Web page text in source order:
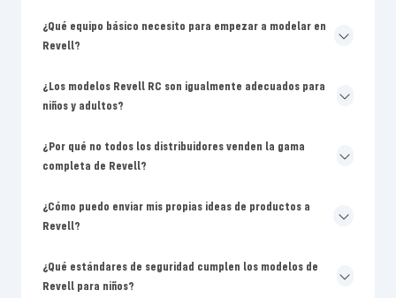
¿Qué equipo básico necesito para empezar a modelar en
Revell?
¿Los modelos Revell RC son igualmente adecuados para
niños y adultos?
¿Por qué no todos los distribuidores venden la gama
completa de Revell?
¿Cómo puedo enviar mis propias ideas de productos a
Revell?
¿Qué estándares de seguridad cumplen los modelos de
Revell para niños?